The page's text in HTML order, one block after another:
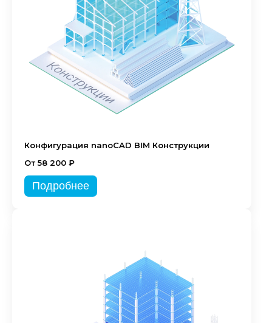
Конфигурация nanoCAD BIM Конструкции
От 58 200 ₽
Подробнее